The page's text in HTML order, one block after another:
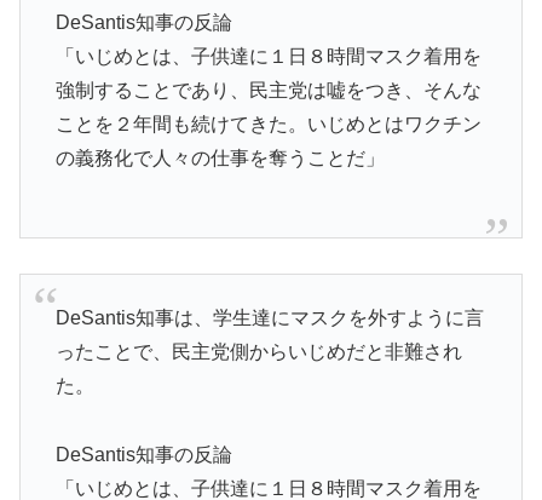
DeSantis知事の反論
「いじめとは、子供達に１日８時間マスク着用を
強制することであり、民主党は嘘をつき、そんな
ことを２年間も続けてきた。いじめとはワクチン
の義務化で人々の仕事を奪うことだ」
DeSantis知事は、学生達にマスクを外すように言
ったことで、民主党側からいじめだと非難され
た。
DeSantis知事の反論
「いじめとは、子供達に１日８時間マスク着用を